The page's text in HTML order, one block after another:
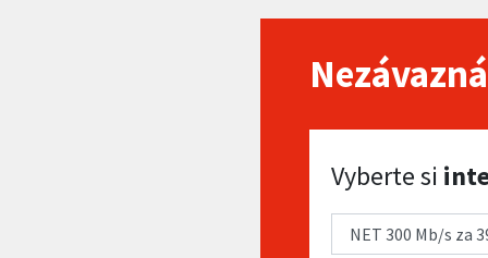
Vyberte si internet
Vyberte si